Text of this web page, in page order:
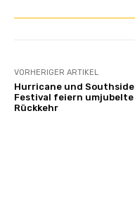
e
i
g
VORHERIGER ARTIKEL
Hurricane und Southside
Festival feiern umjubelte
Rückkehr